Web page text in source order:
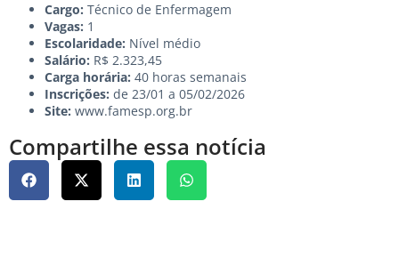
Cargo: Técnico de Enfermagem
Vagas: 1
Escolaridade: Nível médio
Salário: R$ 2.323,45
Carga horária: 40 horas semanais
Inscrições: de 23/01 a 05/02/2026
Site: www.famesp.org.br
Compartilhe essa notícia